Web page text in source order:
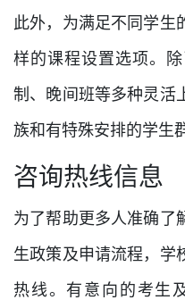
此外，为满足不同学生
样的课程设置选项。
制、晚间班等多种灵活
族和有特殊安排的学生
咨询热线信息
为了帮助更多人准确了
生政策及申请流程，学
热线。有意向的考生